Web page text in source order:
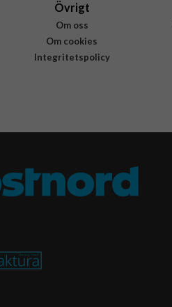
Övrigt
Om oss
Om cookies
Integritetspolicy